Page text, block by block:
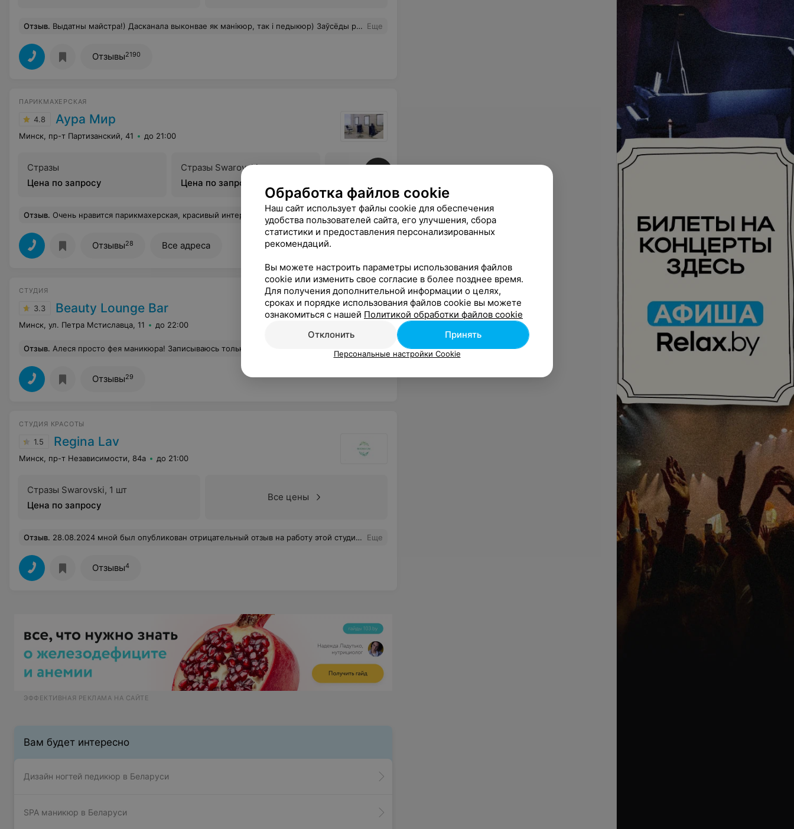
Отзыв. Выдатны майстра!) Дасканала выконвае як манікюр, так і педыкюр) Заўсёды радая да яе прыйсці) Еще
Отзывы2190
ПАРИКМАХЕРСКАЯ
4.8 Аура Мир
Минск, пр-т Партизанский, 41 до 21:00
Стразы
Цена по запросу
Стразы Swarovski
Цена по запросу
Отзыв. Очень нравится парикмахерская, красивый интерьер, вежливый персонал, всегда предлагают чай, кофе) По стрижке очень хорошо проконсультировали, поменяли имидж, осталась очень довольна. В следующий раз попробую окраску) И очень демократичные цены. Рекомендую! Еще
Отзывы28 Все адреса
СТУДИЯ
3.3 Beauty Lounge Bar
Минск, ул. Петра Мстиславца, 11 до 22:00
Отзыв. Алеся просто фея маникюра! Записываюсь только к ней. Делает все идеально, каждый ноготок выстраивает. Алеся чёткая. Все на высшем уровне Мои красные ногти просто бомба.
Отзывы29
СТУДИЯ КРАСОТЫ
1.5 Regina Lav
Минск, пр-т Независимости, 84а до 21:00
Стразы Swarovski, 1 шт
Цена по запросу
Все цены
Отзыв. 28.08.2024 мной был опубликован отрицательный отзыв на работу этой студии. В ответ на это был опубликован ответ студии, аналогичный ответ отправлен на электронную почту. В ответе приносились извинения за сложившуюся ситуацию, якобы о проведенной беседе со сотрудниками и предложена скидка 50%,выражены пожелания о дальнейшем сотрудничестве. Однако, сегодня при попытке записи онлайн, не удалось ее осуществить, так как оказалось, что у меня нет доступа к записи. Т .е. мне не просто нахамили, оскорбили, унизили как могли, но и заблокировали мой номер. Невежливый, амбициозный сотрудник рецепции позволяет себе идти против мнения администрации, продолжая нагнетать ситуации. Ну что же, госпожа Регина, это Ваш выбор Еще
Отзывы4
ЭФФЕКТИВНАЯ РЕКЛАМА НА САЙТЕ
Вам будет интересно
Дизайн ногтей педикюр в Беларуси
SPA маникюр в Беларуси
Обработка файлов cookie
Наш сайт использует файлы cookie для обеспечения
удобства пользователей сайта, его улучшения, сбора
статистики и предоставления персонализированных
рекомендаций.
Вы можете настроить параметры использования файлов
cookie или изменить свое согласие в более позднее время.
Для получения дополнительной информации о целях,
сроках и порядке использования файлов cookie вы можете
ознакомиться с нашей Политикой обработки файлов cookie
Отклонить
Принять
Персональные настройки Cookie